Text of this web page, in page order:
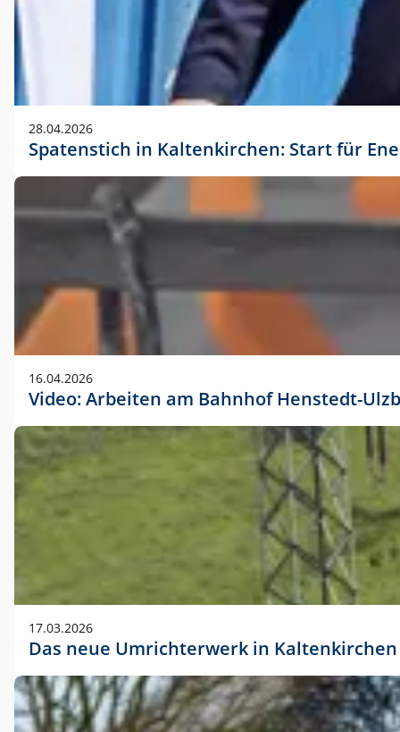
28.04.2026
Spatenstich in Kaltenkirchen: Start für
16.04.2026
Video: Arbeiten am Bahnhof Henstedt-
17.03.2026
Das neue Umrichterwerk in Kaltenkirchen